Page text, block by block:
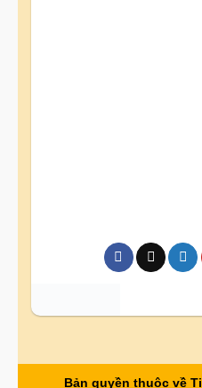
Bản quyền thuộc về